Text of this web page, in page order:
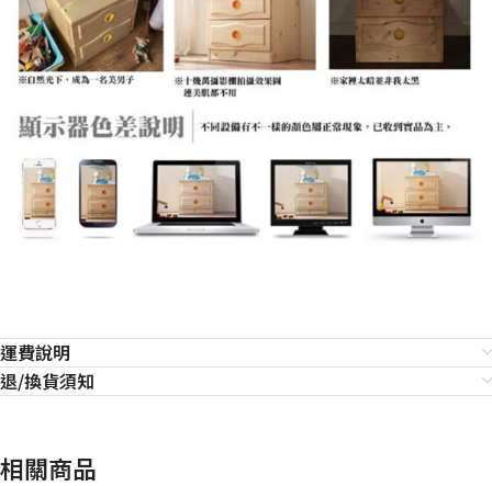
運費說明
退/換貨須知
相關商品